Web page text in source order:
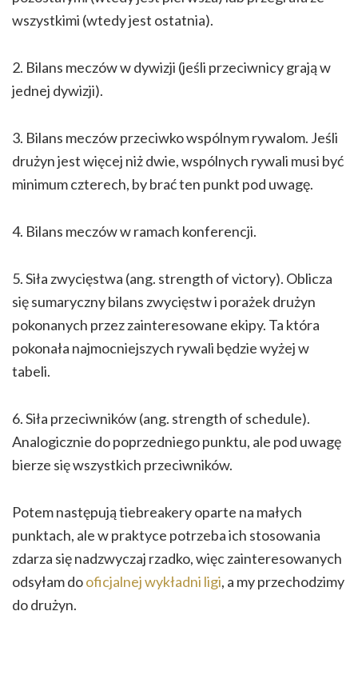
wszystkimi (wtedy jest ostatnia).
2. Bilans meczów w dywizji (jeśli przeciwnicy grają w
jednej dywizji).
3. Bilans meczów przeciwko wspólnym rywalom. Jeśli
drużyn jest więcej niż dwie, wspólnych rywali musi być
minimum czterech, by brać ten punkt pod uwagę.
4. Bilans meczów w ramach konferencji.
5. Siła zwycięstwa (ang. strength of victory). Oblicza
się sumaryczny bilans zwycięstw i porażek drużyn
pokonanych przez zainteresowane ekipy. Ta która
pokonała najmocniejszych rywali będzie wyżej w
tabeli.
6. Siła przeciwników (ang. strength of schedule).
Analogicznie do poprzedniego punktu, ale pod uwagę
bierze się wszystkich przeciwników.
Potem następują tiebreakery oparte na małych
punktach, ale w praktyce potrzeba ich stosowania
zdarza się nadzwyczaj rzadko, więc zainteresowanych
odsyłam dooficjalnej wykładni ligi, a my przechodzimy
do drużyn.